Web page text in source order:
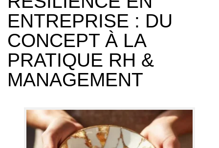
ENTREPRISE : DU
CONCEPT À LA
PRATIQUE RH &
MANAGEMENT